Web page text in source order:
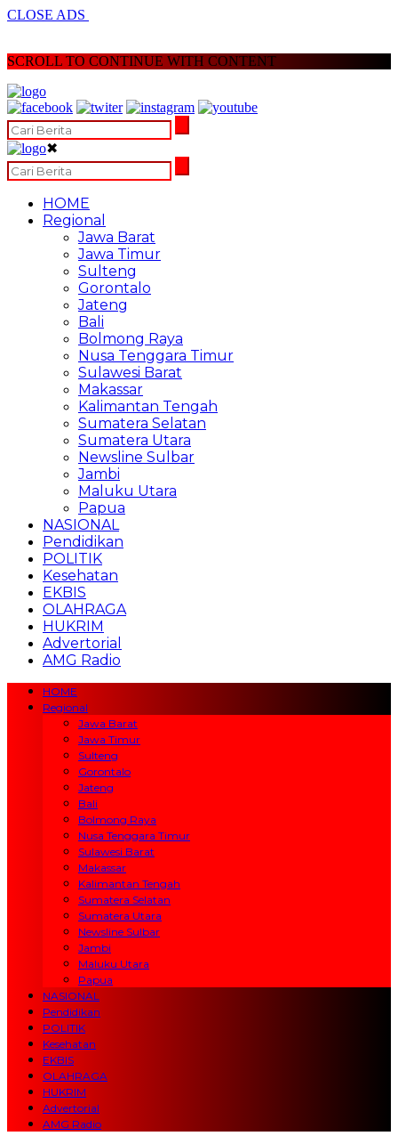
CLOSE ADS
SCROLL TO CONTINUE WITH CONTENT
✖
HOME
Regional
Jawa Barat
Jawa Timur
Sulteng
Gorontalo
Jateng
Bali
Bolmong Raya
Nusa Tenggara Timur
Sulawesi Barat
Makassar
Kalimantan Tengah
Sumatera Selatan
Sumatera Utara
Newsline Sulbar
Jambi
Maluku Utara
Papua
NASIONAL
Pendidikan
POLITIK
Kesehatan
EKBIS
OLAHRAGA
HUKRIM
Advertorial
AMG Radio
HOME
Regional
Jawa Barat
Jawa Timur
Sulteng
Gorontalo
Jateng
Bali
Bolmong Raya
Nusa Tenggara Timur
Sulawesi Barat
Makassar
Kalimantan Tengah
Sumatera Selatan
Sumatera Utara
Newsline Sulbar
Jambi
Maluku Utara
Papua
NASIONAL
Pendidikan
POLITIK
Kesehatan
EKBIS
OLAHRAGA
HUKRIM
Advertorial
AMG Radio